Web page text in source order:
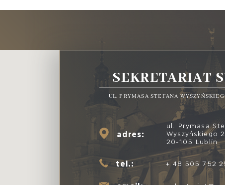
SEKRETARIAT
UL. PRYMASA STEFANA
adres:
ul. Prymasa
Wyszyńskiego 2
20-105 Lublin
tel.: + 48 505 752